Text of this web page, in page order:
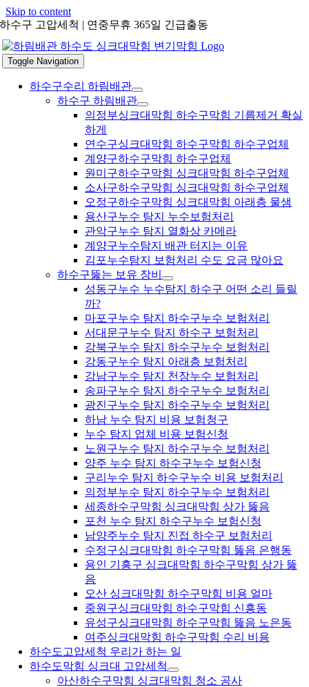
Skip to content
하수구 고압세척 | 연중무휴 365일 긴급출동
Toggle Navigation
하수구수리 하림배관
하수구 하림배관
의정부싱크대막힘 하수구막힘 기름제거 확실
하게
연수구싱크대막힘 하수구막힘 하수구업체
계양구하수구막힘 하수구업체
원미구하수구막힘 싱크대막힘 하수구업체
소사구하수구막힘 싱크대막힘 하수구업체
오정구하수구막힘 싱크대막힘 아래층 물샘
용산구누수 탐지 누수보험처리
관악구누수 탐지 열화상 카메라
계양구누수탐지 배관 터지는 이유
김포누수탐지 보험처리 수도 요금 많아요
하수구뚫는 보유 장비
성동구누수 누수탐지 하수구 어떤 소리 들릴
까?
마포구누수 탐지 하수구누수 보험처리
서대문구누수 탐지 하수구 보험처리
강북구누수 탐지 하수구누수 보험처리
강동구누수 탐지 아래층 보험처리
강남구누수 탐지 천장누수 보험처리
송파구누수 탐지 하수구누수 보험처리
광진구누수 탐지 하수구누수 보험처리
하남 누수 탐지 비용 보험청구
누수 탐지 업체 비용 보험신청
노원구누수 탐지 하수구누수 보험처리
양주 누수 탐지 하수구누수 보험신청
구리누수 탐지 하수구누수 비용 보험처리
의정부누수 탐지 하수구누수 보험처리
세종하수구막힘 싱크대막힘 상가 뚫음
포천 누수 탐지 하수구누수 보험신청
남양주누수 탐지 진접 하수구 보험처리
수정구싱크대막힘 하수구막힘 뚫음 은행동
용인 기흥구 싱크대막힘 하수구막힘 상가 뚫
음
오산 싱크대막힘 하수구막힘 비용 얼마
중원구싱크대막힘 하수구막힘 신흥동
유성구싱크대막힘 하수구막힘 뚫음 노은동
여주싱크대막힘 하수구막힘 수리 비용
하수도고압세척 우리가 하는 일
하수도막힘 싱크대 고압세척
아산하수구막힘 싱크대막힘 청소 공사